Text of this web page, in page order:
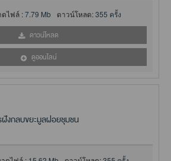
ไฟล์ :7.79 Mb ดาวน์โหลด:355 ครั้ง
ดาวน์โหลด
ดูออนไลน์
ฝังกลบขยะมูลฝอยชุมชน